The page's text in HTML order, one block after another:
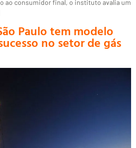
ao consumidor final, o instituto avalia um
Paulo tem modelo
no setor de gás